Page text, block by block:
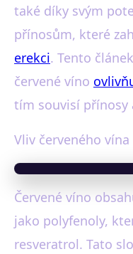
také díky svým
přínosům, které
erekci. Tento
červené víno
tím souvisí přínosy
Vliv červeného
Červené víno
jako polyfenoly,
resveratrol. Tato